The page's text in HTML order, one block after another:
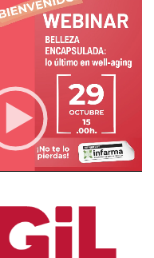
en well-aging
08:59